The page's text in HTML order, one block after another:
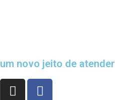
um novo jeito de atender